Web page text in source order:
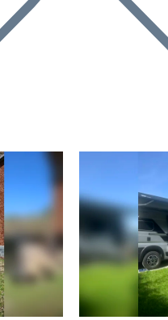
Suivant Précédent